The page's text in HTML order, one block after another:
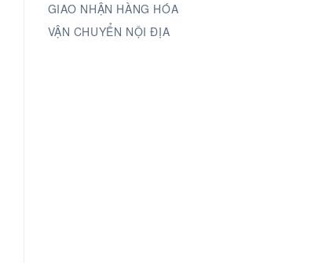
GIAO NHẬN HÀNG HÓA
VẬN CHUYỂN NỘI ĐỊA